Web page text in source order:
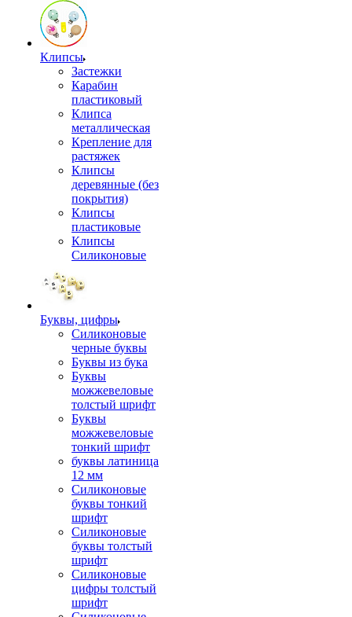
Клипсы
Застежки
Карабин
пластиковый
Клипса
металлическая
Крепление для
растяжек
Клипсы
деревянные (без
покрытия)
Клипсы
пластиковые
Клипсы
Силиконовые
Буквы, цифры
Силиконовые
черные буквы
Буквы из бука
Буквы
можжевеловые
толстый шрифт
Буквы
можжевеловые
тонкий шрифт
буквы латиница
12 мм
Силиконовые
буквы тонкий
шрифт
Силиконовые
буквы толстый
шрифт
Силиконовые
цифры толстый
шрифт